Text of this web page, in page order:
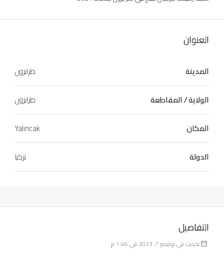
العنوان
المدينة
طرابزون
الولاية / المقاطعة
طرابزون
المكان
Yalıncak
الدولة
تركيا
التفاصيل
تحديث في نوفمبر 7, 2023 في 1:46 م